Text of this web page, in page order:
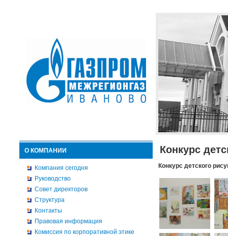
О КОМПАНИИ
Компания сегодня
Руководство
Совет директоров
Структура
Контакты
Правовая информация
Комиссия по корпоративной этике
Конкурс
Конкурс детского